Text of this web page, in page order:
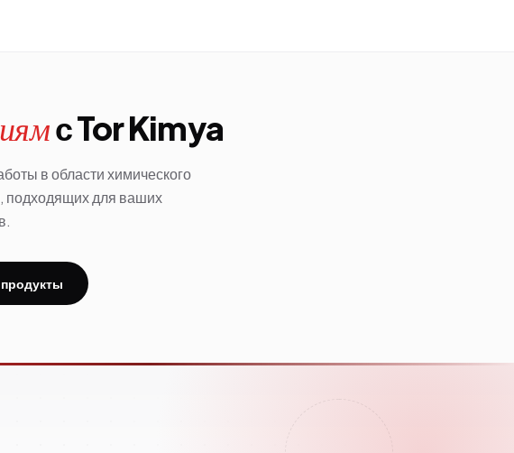
с Tor Kimya
в области химического
подходящих для ваших